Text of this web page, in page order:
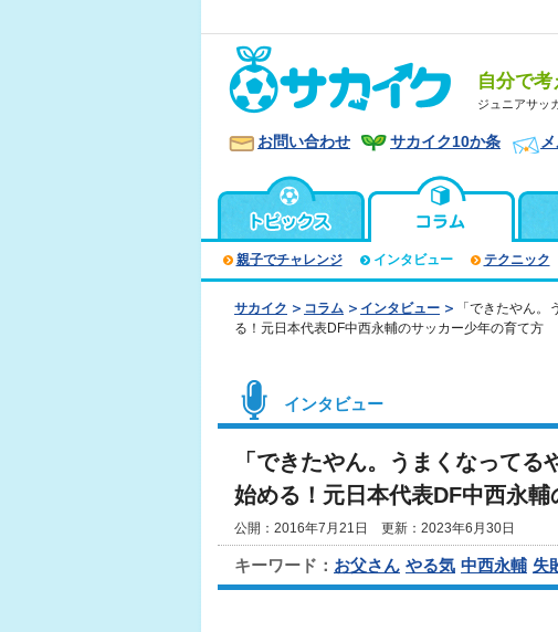
自分で考
ジュニアサッ
お問い合わせ サカイク10か条
親子でチャレンジ インタビュー テクニック
サカイク コラム インタビュー
「できたやん
る！元日本代表DF中西永輔のサッカー少年の育て方
インタビュー
「できたやん。うまくなって
始める！元日本代表DF中西永
公開：2016年7月21日 更新：2023年6月30日
キーワード： お父さん やる気 中西永輔 失